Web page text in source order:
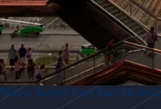
Massa Sapien Faucibus